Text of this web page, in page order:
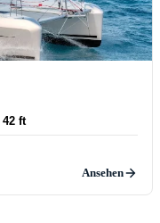
42 ft
Ansehen